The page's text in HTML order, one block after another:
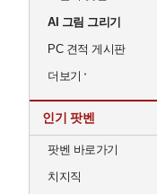
AI 그림 그리기
PC 견적 게시판
더보기
인기 팟벤
팟벤 바로가기
치지직